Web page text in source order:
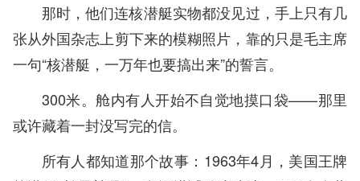
那时，他们连核潜艇实物都没见过，手上只有几
张从外国杂志上剪下来的模糊照片，靠的只是毛主席
一句“核潜艇，一万年也要搞出来”的誓言。
300米。舱内有人开始不自觉地摸口袋——那里
或许藏着一封没写完的信。
所有人都知道那个故事：1963年4月，美国王牌